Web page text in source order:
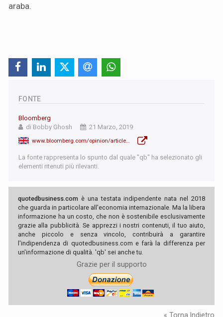
araba.
FONTE
Bloomberg
di Bobby Ghosh
21 Marzo, 2019
La fonte rappresenta lo spunto dal quale "qb" ha selezionato gli
elementi ritenuti più rilevanti.
quotedbusiness.com è una testata indipendente nata nel 2018
che guarda in particolare all'economia internazionale. Ma la libera
informazione ha un costo, che non è sostenibile esclusivamente
grazie alla pubblicità. Se apprezzi i nostri contenuti, il tuo aiuto,
anche piccolo e senza vincolo, contribuirà a garantire
l'indipendenza di quotedbusiness.com e farà la differenza per
un'informazione di qualità. 'qb' sei anche tu.
Grazie per il supporto
« Torna Indietro